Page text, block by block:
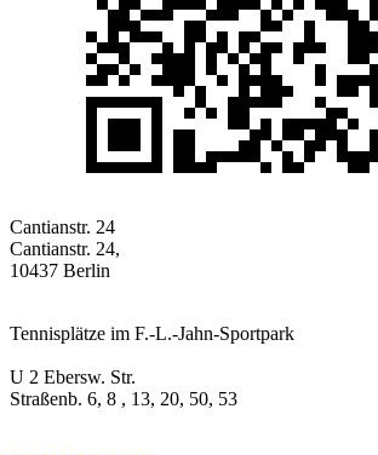
Cantianstr. 24
Cantianstr. 24,
10437 Berlin
Tennisplätze im F.-L.-Jahn-Sportpark
U 2 Ebersw. Str.
Straßenb. 6, 8 , 13, 20, 50, 53